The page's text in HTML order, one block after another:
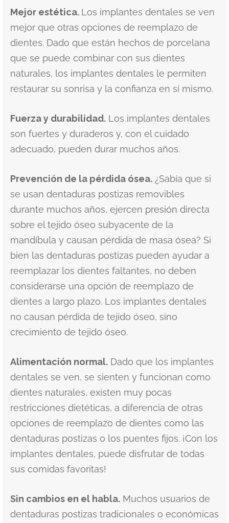
Mejor estética. Los implantes dentales se ven
mejor que otras opciones de reemplazo de
dientes. Dado que están hechos de porcelana
que se puede combinar con sus dientes
naturales, los implantes dentales le permiten
restaurar su sonrisa y la confianza en sí mismo.
Fuerza y durabilidad. Los implantes dentales
son fuertes y duraderos y, con el cuidado
adecuado, pueden durar muchos años.
Prevención de la pérdida ósea. ¿Sabía que si
se usan dentaduras postizas removibles
durante muchos años, ejercen presión directa
sobre el tejido óseo subyacente de la
mandíbula y causan pérdida de masa ósea? Si
bien las dentaduras postizas pueden ayudar a
reemplazar los dientes faltantes, no deben
considerarse una opción de reemplazo de
dientes a largo plazo. Los implantes dentales
no causan pérdida de tejido óseo, sino
crecimiento de tejido óseo.
Alimentación normal. Dado que los implantes
dentales se ven, se sienten y funcionan como
dientes naturales, existen muy pocas
restricciones dietéticas, a diferencia de otras
opciones de reemplazo de dientes como las
dentaduras postizas o los puentes fijos. ¡Con los
implantes dentales, puede disfrutar de todas
sus comidas favoritas!
Sin cambios en el habla. Muchos usuarios de
dentaduras postizas tradicionales o económicas